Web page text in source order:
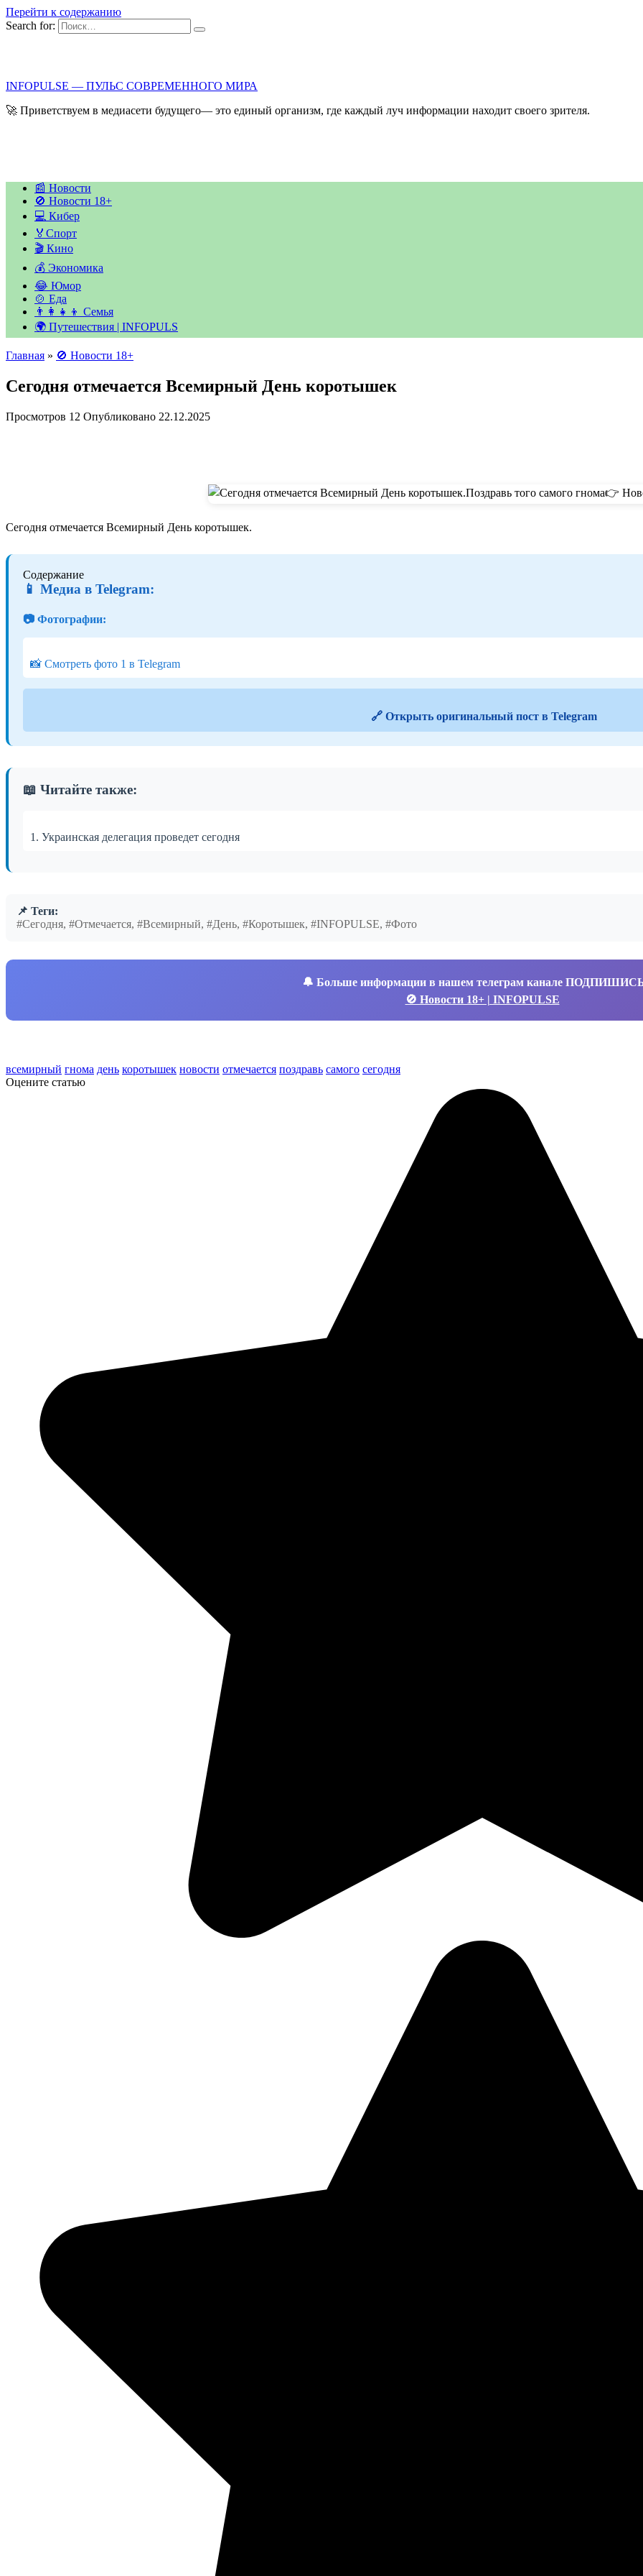
Перейти к содержанию
Search for:
INFOPULSE — ПУЛЬС СОВРЕМЕННОГО МИРА
🚀 Приветствуем в медиасети будущего— это единый организм, где каждый луч информации находит своего зрителя.
📰 Новости
🚫 Новости 18+
💻 Кибер
🏅Спорт
🎬 Кино
💰 Экономика
😂 Юмор
🍲 Еда
👨‍👩‍👧‍👦 Семья
🌍 Путешествия | INFOPULS
Главная » 🚫 Новости 18+
Сегодня отмечается Всемирный День коротышек
Просмотров 12 Опубликовано 22.12.2025
Сегодня отмечается Всемирный День коротышек.
Содержание
📱 Медиа в Telegram:
📷 Фотографии:
📸 Смотреть фото 1 в Telegram
🔗 Открыть оригинальный пост в Telegram
📖 Читайте также:
1. Украинская делегация проведет сегодня
📌 Теги:
#Сегодня, #Отмечается, #Всемирный, #День, #Коротышек, #INFOPULSE, #Фото
🔔 Больше информации в нашем телеграм канале
🚫 Новости 18+ | INFOPULSE
всемирный гнома день коротышек новости отмечается поздравь самого сегодня
Оцените статью